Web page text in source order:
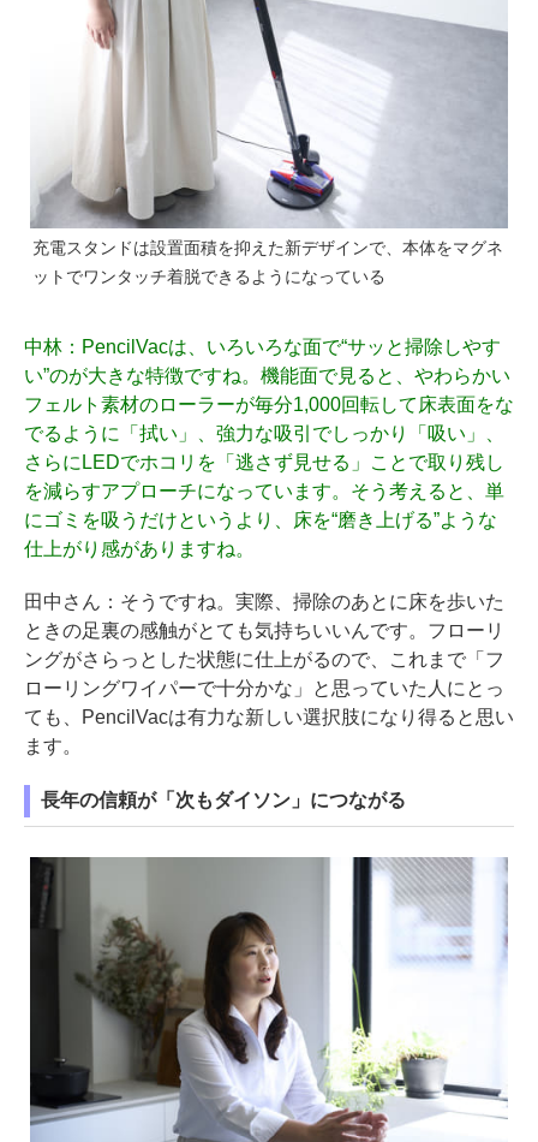
充電スタンドは設置面積を抑えた新デザインで、本体をマグネ
ットでワンタッチ着脱できるようになっている
中林：PencilVacは、いろいろな面で“サッと掃除しやす
い”のが大きな特徴ですね。機能面で見ると、やわらかい
フェルト素材のローラーが毎分1,000回転して床表面をな
でるように「拭い」、強力な吸引でしっかり「吸い」、
さらにLEDでホコリを「逃さず見せる」ことで取り残し
を減らすアプローチになっています。そう考えると、単
にゴミを吸うだけというより、床を“磨き上げる”ような
仕上がり感がありますね。
田中さん ：そうですね。実際、掃除のあとに床を歩いた
ときの足裏の感触がとても気持ちいいんです。フローリ
ングがさらっとした状態に仕上がるので、これまで「フ
ローリングワイパーで十分かな」と思っていた人にとっ
ても、PencilVacは有力な新しい選択肢になり得ると思い
ます。
長年の信頼が「次もダイソン」につながる